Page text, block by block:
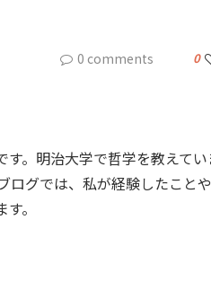
0 comments 0
す。明治大学で哲学を教えて
ログでは、私が経験したこと
。